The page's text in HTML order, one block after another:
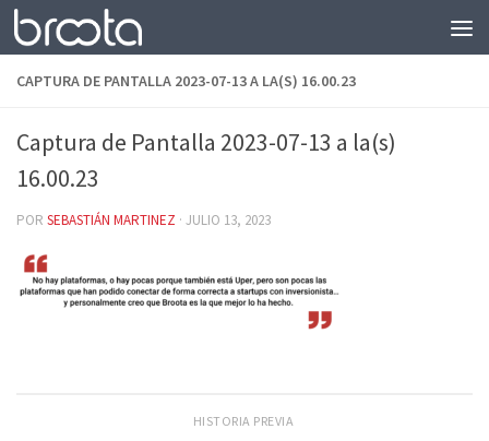
Saltar al contenido
CAPTURA DE PANTALLA 2023-07-13 A LA(S) 16.00.23
Captura de Pantalla 2023-07-13 a la(s)
16.00.23
POR SEBASTIÁN MARTINEZ · JULIO 13, 2023
HISTORIA PREVIA